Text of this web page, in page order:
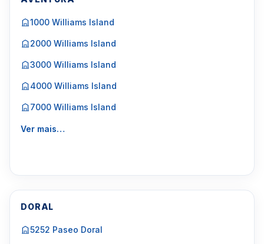
1000 Williams Island
2000 Williams Island
3000 Williams Island
4000 Williams Island
7000 Williams Island
Ver mais…
DORAL
5252 Paseo Doral